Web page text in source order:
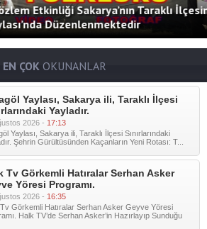
Sakarya’nın Taraklı İlçesindeki
Düzenlenmektedir
EN ÇOK OKUNANLAR
Yaylası, Sakarya ili, Taraklı İlçesi
Yayladır.
2026 - 17:13
Yaylası, Sakarya ili, Taraklı İlçesi Sınırlarındaki
Şehrin Gürültüsünden Kaçanların Yeni Rotası: T...
Tv Görkemli Hatıralar Serhan Asker
Yöresi Programı.
2026 - 16:35
Görkemli Hatıralar Serhan Asker Geyve Yöresi
Halk TV’de Serhan Asker’in Hazırlayıp Sunduğu